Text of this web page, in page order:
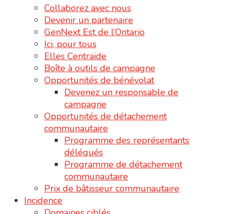
Collaborez avec nous
Devenir un partenaire
GenNext Est de l’Ontario
Ici, pour tous
Elles Centraide
Boîte à outils de campagne
Opportunités de bénévolat
Devenez un responsable de
campagne
Opportunités de détachement
communautaire
Programme des représentants
délégués
Programme de détachement
communautaire
Prix de bâtisseur communautaire
Incidence